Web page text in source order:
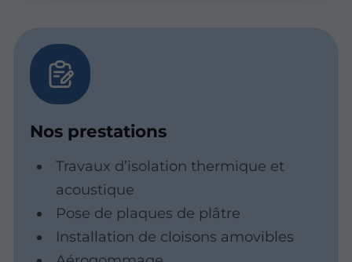
Nos prestations
Travaux d’isolation thermique et
acoustique
Pose de plaques de plâtre
Installation de cloisons amovibles